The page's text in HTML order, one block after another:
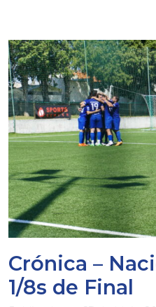
Crónica –
1/8s de Final